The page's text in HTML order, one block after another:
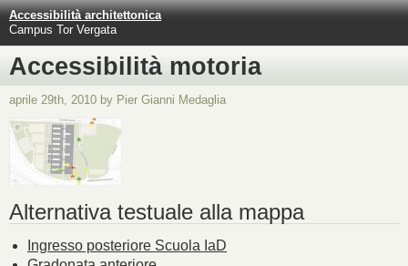
Accessibilità architettonica
Campus Tor Vergata
Accessibilità motoria
aprile 29th, 2010 by Pier Gianni Medaglia
Alternativa testuale alla mappa
Ingresso posteriore Scuola IaD